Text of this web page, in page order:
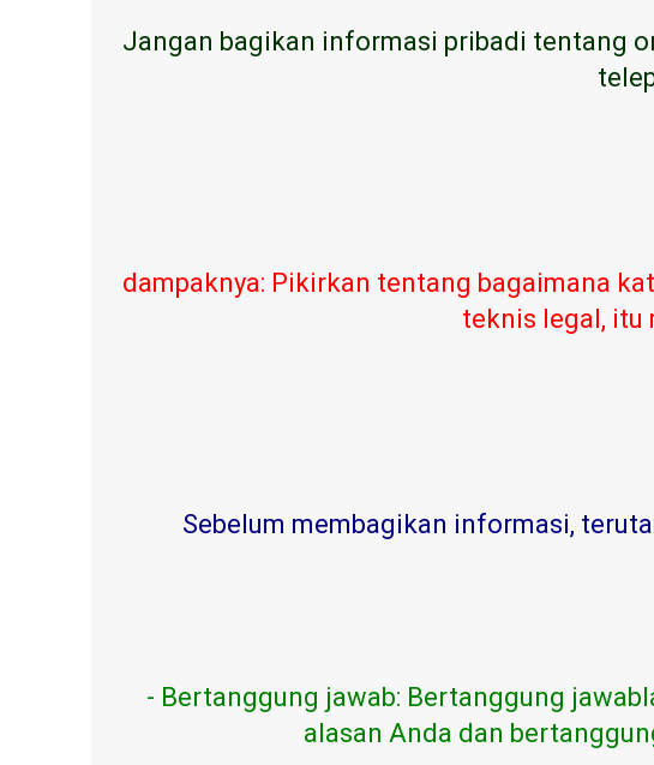
Jangan bagikan informasi pribadi tentang
dampaknya: Pikirkan tentang bagaimana
teknis legal, itu
Sebelum membagikan informasi,
- Bertanggung jawab: Bertanggung
alasan Anda dan